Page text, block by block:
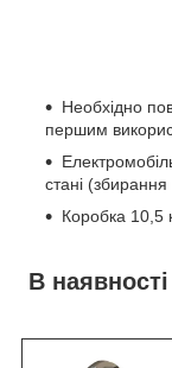
Необхідно
першим
стані
Коробка 10,5
В